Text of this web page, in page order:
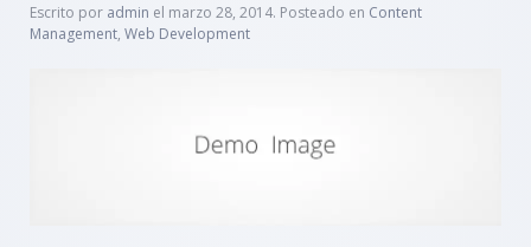
Escrito por admin el marzo 28, 2014. Posteado en Content
Management, Web Development